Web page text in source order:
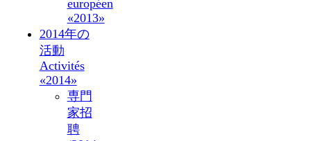
européen
«2013»
2014年の
活動
Activités
«2014»
専門
家招
聘